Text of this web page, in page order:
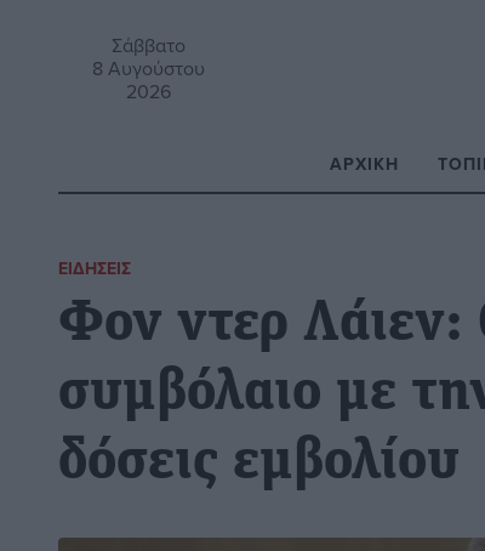
Σάββατο
8 Αυγούστου
2026
ΑΡΧΙΚΉ
ΕΙΔΉΣΕΙΣ
Φον ντερ
συμβόλαιο με
δόσεις εμβολίου